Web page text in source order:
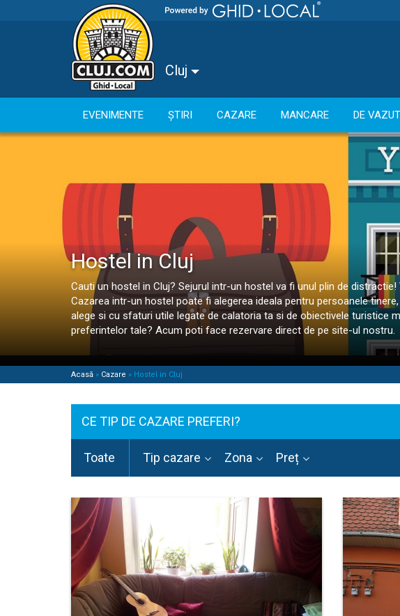
Cluj
EVENIMENTE ȘTIRI CAZARE MANCARE DE VAZUT
Hostel in Cluj
Cauti un hostel in Cluj? Sejurul intr-un hostel va fi unul plin de
Cazarea intr-un hostel poate fi alegerea ideala pentru persoanele
alege si cu sfaturi utile legate de calatoria ta si de obiectivele turistice
preferintelor tale? Acum poti face rezervare direct de pe site-ul nostru.
Acasă » Cazare » Hostel in Cluj
CE TIP DE CAZARE PREFERI?
Toate Tip cazare Zona Preț